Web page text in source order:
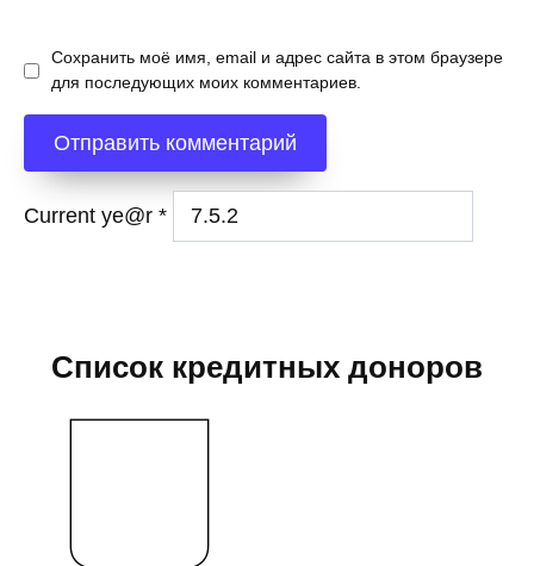
Сохранить моё имя, email и адрес сайта в этом браузере
для последующих моих комментариев.
Current ye@r *
Список кредитных доноров